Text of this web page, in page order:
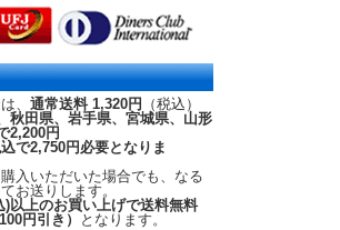
、 通常送料 1,320円
（税込）
秋田県、岩手県、宮城県、山形
2,200円
で2,750円必要となりま
入いただいた場合でも、なる
お送りします。
)以上のお買い上げで送料無料
円引き）
となります。